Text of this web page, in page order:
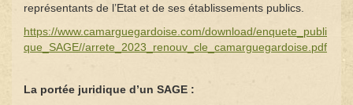
représentants de l’Etat et de ses établissements publics.
https://www.camarguegardoise.com/download/enquete_publi
que_SAGE//arrete_2023_renouv_cle_camarguegardoise.pdf
La portée juridique d’un SAGE :